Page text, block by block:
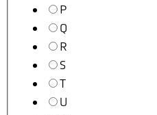
P
Q
R
S
T
U